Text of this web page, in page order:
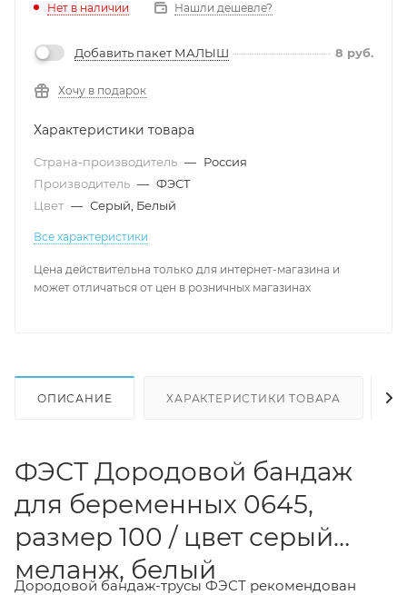
Нет в наличии
Нашли дешевле?
Добавить пакет МАЛЫШ 8 руб.
Хочу в подарок
Характеристики товара
Страна-производитель — Россия
Производитель — ФЭСТ
Цвет — Серый, Белый
Все характеристики
Цена действительна только для интернет-магазина и
может отличаться от цен в розничных магазинах
ОПИСАНИЕ ХАРАКТЕРИСТИКИ ТОВАРА
ФЭСТ Дородовой бандаж
для беременных 0645,
размер 100 / цвет серый
меланж, белый
Дородовой бандаж-трусы ФЭСТ рекомендован